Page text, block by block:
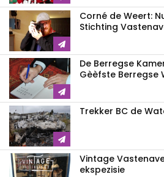
Corné de Weert:
Stichting
De Berregse
Gèèfste Berregse
Trekker BC de
Vintage
ekspezisie